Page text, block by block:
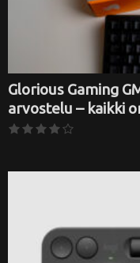
Glorious Gaming
arvostelu – kaikki